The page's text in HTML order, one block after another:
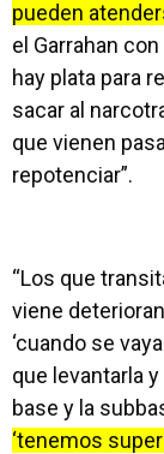
pueden
el Garrahan
hay plata para
sacar al
que vienen
repotenciar”.
“Los que
viene
‘cuando se
que levantarla
base y la
‘tenemos